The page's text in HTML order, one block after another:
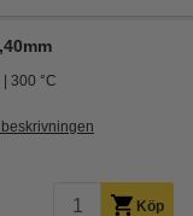
300 °C
Köp